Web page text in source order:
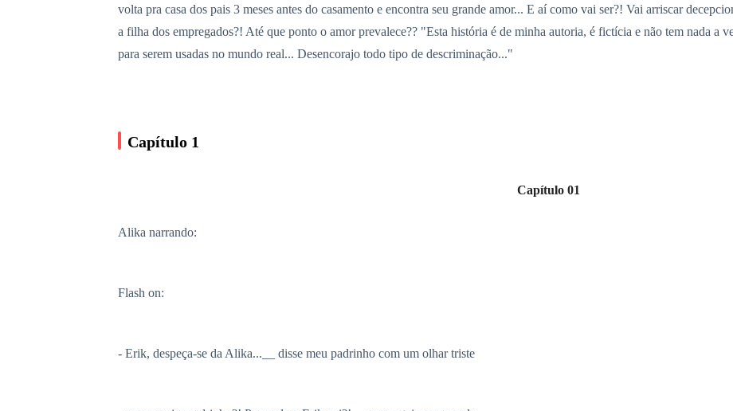
volta pra casa dos pais 3 meses antes do casamento e encontra seu grande amor... E aí como vai ser?! Vai arriscar
a filha dos empregados?! Até que ponto o amor prevalece?? "Esta história é de minha autoria, é fictícia e não tem nada a
para serem usadas no mundo real... Desencorajo todo tipo de descriminação..."
Capítulo 1
Capítulo 01
Alika narrando:
Flash on:
- Erik, despeça-se da Alika...__ disse meu padrinho com um olhar triste